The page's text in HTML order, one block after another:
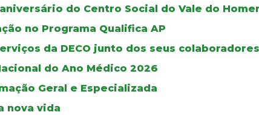
do Centro Social do Vale do
no Programa Qualifica AP
da DECO junto dos seus colaboradores
do Ano Médico 2026
Geral e Especializada
nova vida